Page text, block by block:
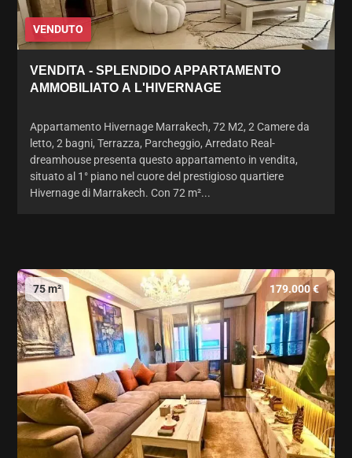
VENDUTO
VENDITA - SPLENDIDO APPARTAMENTO
AMMOBILIATO A L'HIVERNAGE
Appartamento Hivernage Marrakech, 72 M2, 2 Camere da
letto, 2 bagni, Terrazza, Parcheggio, Arredato Real-
dreamhouse presenta questo appartamento in vendita,
situato al 1° piano nel cuore del prestigioso quartiere
Hivernage di Marrakech. Con 72 m²...
75 m² 179.000 €